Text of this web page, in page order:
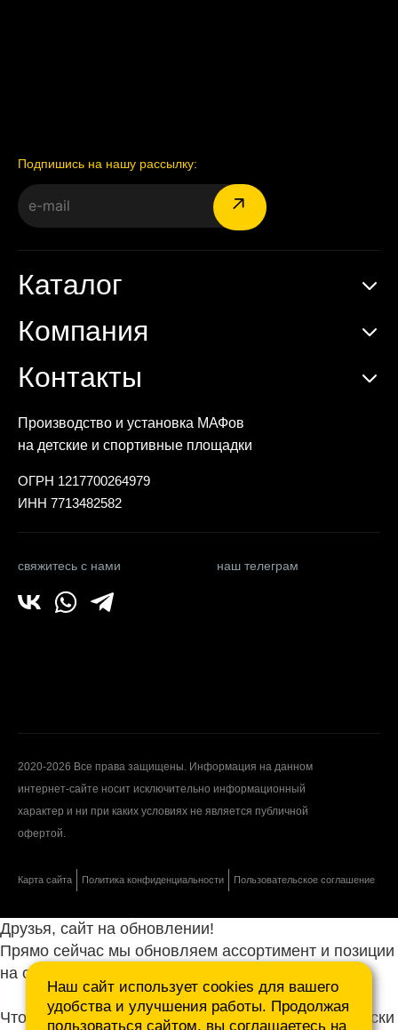
Подпишись на нашу рассылку:
Производство и установка МАФов
на детские и спортивные площадки
ОГРН 1217700264979
ИНН 7713482582
свяжитесь с нами наш телеграм
Каталог
Компания
Контакты
2020-2026 Все права защищены. Информация на данном
интернет-сайте носит исключительно информационный
характер и ни при каких условиях не является публичной
офертой.
Карта сайта Политика конфиденциальности Пользовательское соглашение
Наш сайт использует cookies для вашего
удобства и улучшения работы. Продолжая
пользоваться сайтом, вы соглашаетесь на
Друзья, сайт на обновлении!
Прямо сейчас мы обновляем ассортимент и позиции
на сайте.
Чтобы не ждать, присылайте ваши запросы и списки